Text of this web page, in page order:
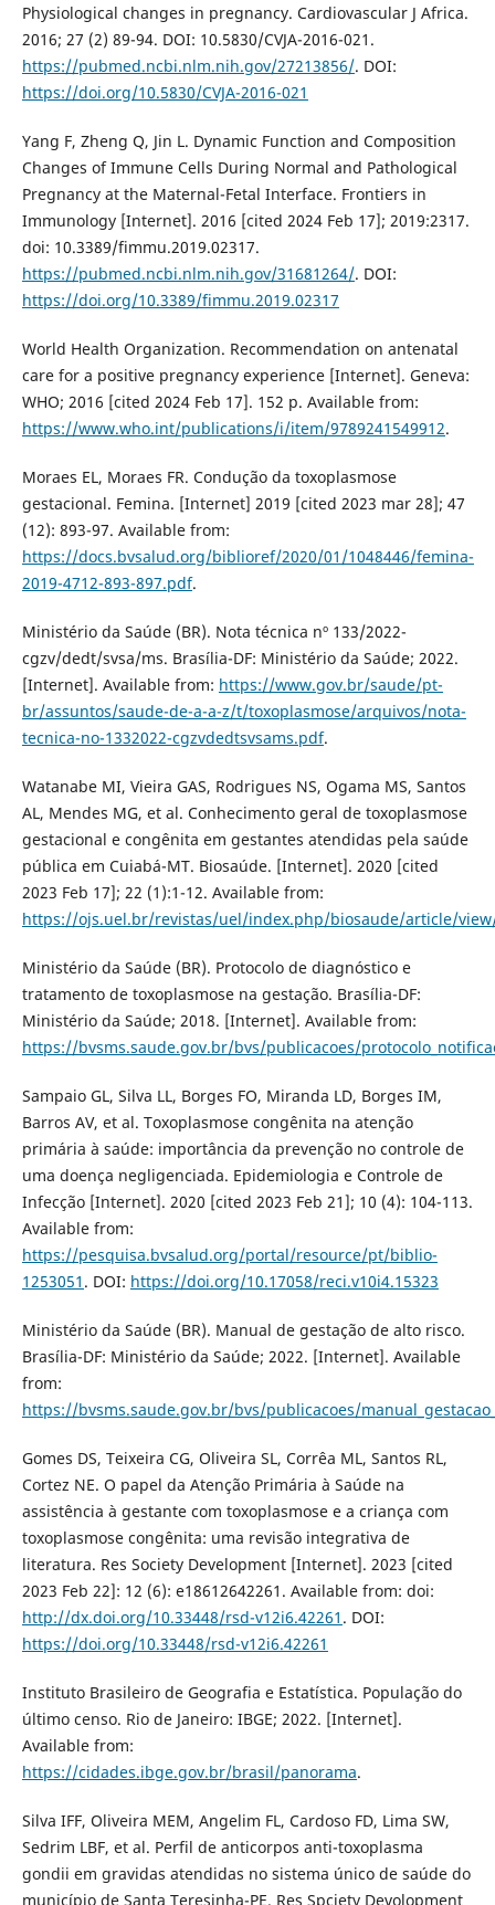
Physiological changes in pregnancy. Cardiovascular J Africa.
2016; 27 (2) 89-94. DOI: 10.5830/CVJA-2016-021.
https://pubmed.ncbi.nlm.nih.gov/27213856/. DOI:
https://doi.org/10.5830/CVJA-2016-021
Yang F, Zheng Q, Jin L. Dynamic Function and Composition
Changes of Immune Cells During Normal and Pathological
Pregnancy at the Maternal-Fetal Interface. Frontiers in
Immunology [Internet]. 2016 [cited 2024 Feb 17]; 2019:2317.
doi: 10.3389/fimmu.2019.02317.
https://pubmed.ncbi.nlm.nih.gov/31681264/. DOI:
https://doi.org/10.3389/fimmu.2019.02317
World Health Organization. Recommendation on antenatal
care for a positive pregnancy experience [Internet]. Geneva:
WHO; 2016 [cited 2024 Feb 17]. 152 p. Available from:
https://www.who.int/publications/i/item/9789241549912.
Moraes EL, Moraes FR. Condução da toxoplasmose
gestacional. Femina. [Internet] 2019 [cited 2023 mar 28]; 47
(12): 893-97. Available from:
https://docs.bvsalud.org/biblioref/2020/01/1048446/femina-
2019-4712-893-897.pdf.
Ministério da Saúde (BR). Nota técnica nº 133/2022-
cgzv/dedt/svsa/ms. Brasília-DF: Ministério da Saúde; 2022.
[Internet]. Available from: https://www.gov.br/saude/pt-
br/assuntos/saude-de-a-a-z/t/toxoplasmose/arquivos/nota-
tecnica-no-1332022-cgzvdedtsvsams.pdf.
Watanabe MI, Vieira GAS, Rodrigues NS, Ogama MS, Santos
AL, Mendes MG, et al. Conhecimento geral de toxoplasmose
gestacional e congênita em gestantes atendidas pela saúde
pública em Cuiabá-MT. Biosaúde. [Internet]. 2020 [cited
2023 Feb 17]; 22 (1):1-12. Available from:
https://ojs.uel.br/revistas/uel/index.php/biosaude/article/
Ministério da Saúde (BR). Protocolo de diagnóstico e
tratamento de toxoplasmose na gestação. Brasília-DF:
Ministério da Saúde; 2018. [Internet]. Available from:
https://bvsms.saude.gov.br/bvs/publicacoes/
Sampaio GL, Silva LL, Borges FO, Miranda LD, Borges IM,
Barros AV, et al. Toxoplasmose congênita na atenção
primária à saúde: importância da prevenção no controle de
uma doença negligenciada. Epidemiologia e Controle de
Infecção [Internet]. 2020 [cited 2023 Feb 21]; 10 (4): 104-113.
Available from:
https://pesquisa.bvsalud.org/portal/resource/pt/biblio-
1253051 . DOI: https://doi.org/10.17058/reci.v10i4.15323
Ministério da Saúde (BR). Manual de gestação de alto risco.
Brasília-DF: Ministério da Saúde; 2022. [Internet]. Available
from:
https://bvsms.saude.gov.br/bvs/publicacoes/
Gomes DS, Teixeira CG, Oliveira SL, Corrêa ML, Santos RL,
Cortez NE. O papel da Atenção Primária à Saúde na
assistência à gestante com toxoplasmose e a criança com
toxoplasmose congênita: uma revisão integrativa de
literatura. Res Society Development [Internet]. 2023 [cited
2023 Feb 22]: 12 (6): e18612642261. Available from: doi:
http://dx.doi.org/10.33448/rsd-v12i6.42261 . DOI:
https://doi.org/10.33448/rsd-v12i6.42261
Instituto Brasileiro de Geografia e Estatística. População do
último censo. Rio de Janeiro: IBGE; 2022. [Internet].
Available from:
https://cidades.ibge.gov.br/brasil/panorama.
Silva IFF, Oliveira MEM, Angelim FL, Cardoso FD, Lima SW,
Sedrim LBF, et al. Perfil de anticorpos anti-toxoplasma
gondii em gravidas atendidas no sistema único de saúde do
município de Santa Teresinha-PE. Res Spciety Devolopment